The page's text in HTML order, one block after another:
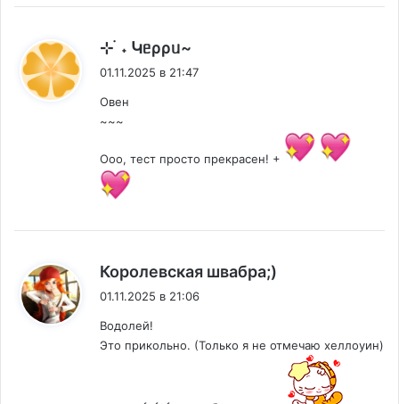
⊹ ࣪ ˖ Կᥱρρᥙ~
01.11.2025 в 21:47
Овен
~~~
Ооо, тест просто прекрасен! +
Королевская швабра;)
01.11.2025 в 21:06
Водолей!
Это прикольно. (Только я не отмечаю хеллоуин)